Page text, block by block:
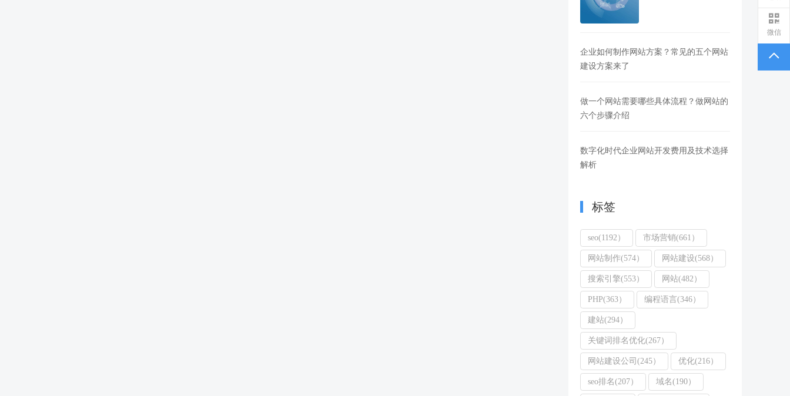
企业如何制作网站方案？常见的五个网站
建设方案来了
做一个网站需要哪些具体流程？做网站的
六个步骤介绍
数字化时代企业网站开发费用及技术选择
解析
标签
seo(1192） 市场营销(661）
网站制作(574） 网站建设(568）
搜索引擎(553） 网站(482）
PHP(363） 编程语言(346）
建站(294）
关键词排名优化(267）
网站建设公司(245） 优化(216）
seo排名(207） 域名(190）
微信